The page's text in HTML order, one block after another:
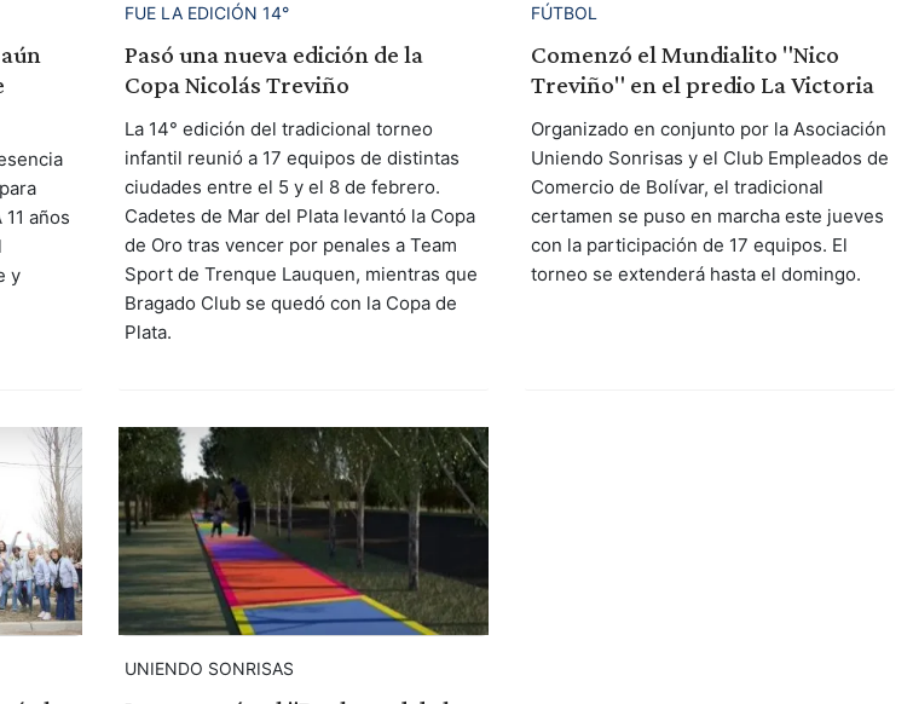
años
y
FUE LA EDICIÓN 14°
Pasó una nueva edición de la
Copa Nicolás Treviño
La 14° edición del tradicional torneo
infantil reunió a 17 equipos de distintas
ciudades entre el 5 y el 8 de febrero.
Cadetes de Mar del Plata levantó la Copa
de Oro tras vencer por penales a Team
Sport de Trenque Lauquen, mientras que
Bragado Club se quedó con la Copa de
Plata.
FÚTBOL
Comenzó el Mundialito "Nico
Treviño" en el predio La Victoria
Organizado en conjunto por la Asociación
Uniendo Sonrisas y el Club Empleados de
Comercio de Bolívar, el tradicional
certamen se puso en marcha este jueves
con la participación de 17 equipos. El
torneo se extenderá hasta el domingo.
UNIENDO SONRISAS